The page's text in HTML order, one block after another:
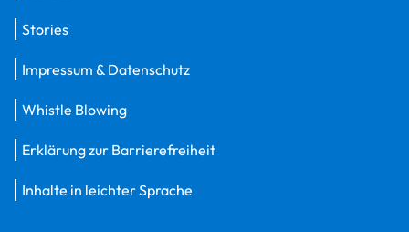
Stories
Impressum & Datenschutz
Whistle Blowing
Erklärung zur Barrierefreiheit
Inhalte in leichter Sprache